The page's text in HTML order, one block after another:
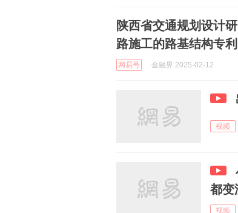
陕西省交通规划设计
路施工的路基结构专
网易号 金融界 2025-02-12
视频
都变
视频